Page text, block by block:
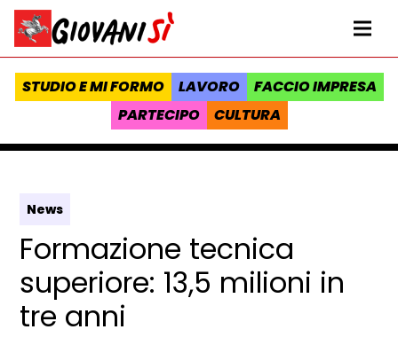
Vai al contenuto
Homepage Giovanisì - Progetto della Regione Toscana
STUDIO E MI FORMO LAVORO
FACCIO IMPRESA
PARTECIPO
CULTURA
News
Formazione tecnica
superiore: 13,5 milioni in
tre anni